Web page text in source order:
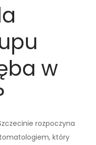
w
rozpoczyna
który